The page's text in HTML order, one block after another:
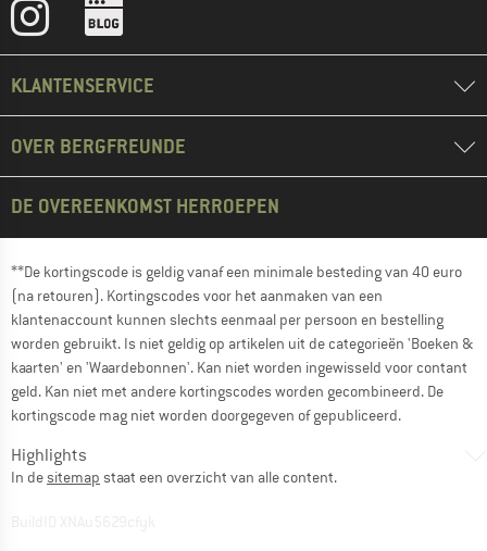
KLANTENSERVICE
OVER BERGFREUNDE
DE OVEREENKOMST HERROEPEN
**De kortingscode is geldig vanaf een minimale besteding van 40 euro
(na retouren). Kortingscodes voor het aanmaken van een
klantenaccount kunnen slechts eenmaal per persoon en bestelling
worden gebruikt. Is niet geldig op artikelen uit de categorieën 'Boeken &
kaarten' en 'Waardebonnen'. Kan niet worden ingewisseld voor contant
geld. Kan niet met andere kortingscodes worden gecombineerd. De
kortingscode mag niet worden doorgegeven of gepubliceerd.
Highlights
In desitemap staat een overzicht van alle content.